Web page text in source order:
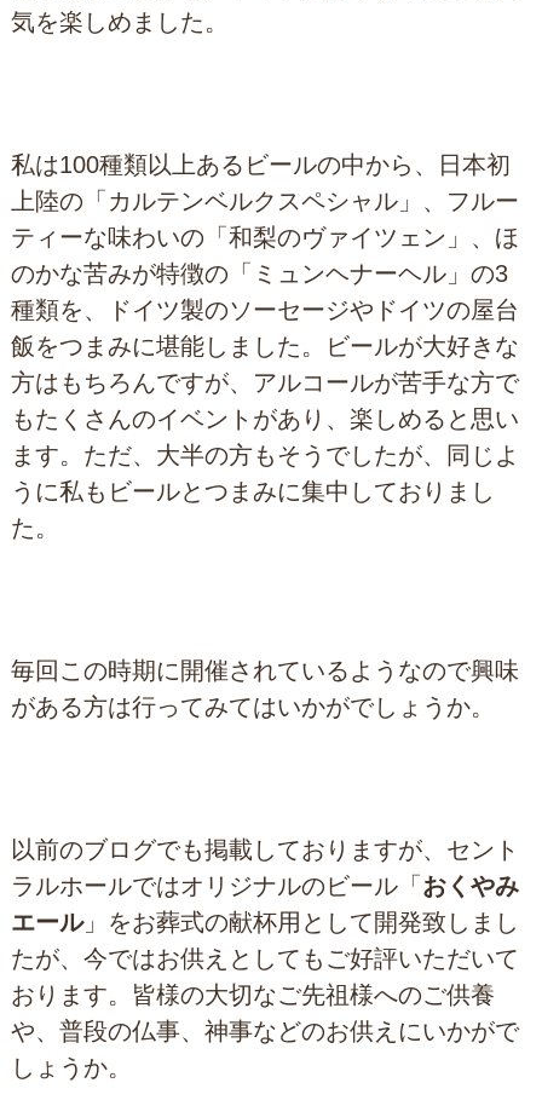
気を楽しめました。
私は100種類以上あるビールの中から、日本初
上陸の「カルテンベルクスペシャル」、フルー
ティーな味わいの「和梨のヴァイツェン」、ほ
のかな苦みが特徴の「ミュンヘナーヘル」の3
種類を、ドイツ製のソーセージやドイツの屋台
飯をつまみに堪能しました。ビールが大好きな
方はもちろんですが、アルコールが苦手な方で
もたくさんのイベントがあり、楽しめると思い
ます。ただ、大半の方もそうでしたが、同じよ
うに私もビールとつまみに集中しておりまし
た。
毎回この時期に開催されているようなので興味
がある方は行ってみてはいかがでしょうか。
以前のブログでも掲載しておりますが、セント
ラルホールではオリジナルのビール「 おくやみ
エール」をお葬式の献杯用として開発致しまし
たが、今ではお供えとしてもご好評いただいて
おります。皆様の大切なご先祖様へのご供養
や、普段の仏事、神事などのお供えにいかがで
しょうか。